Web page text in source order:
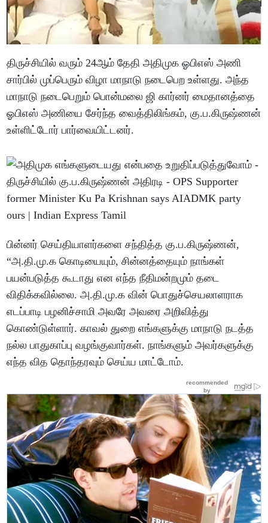
திருச்சியில் வரும் 24ஆம் தேதி அதிமுக ஓபிஎஸ் அணி
சார்பில் முப்பெரும் விழா மாநாடு நடைபெற உள்ளது. அந்த
மாநாடு நடைபெறும் பொன்மலை ஜி கார்னர் மைதானத்தை
ஓபிஎஸ் அணியை சேர்ந்த வைத்திலிங்கம், கு.ப.கிருஷ்ணன்
உள்ளிட்டோர் பார்வையிட்டனர்.
பின்னர் செய்தியாளர்களை சந்தித்த கு.ப.கிருஷ்ணன்,
“அ.தி.மு.க கொடியையும், சின்னத்தையும் நாங்கள்
பயன்படுத்த கூடாது என எந்த நீதிமன்றமும் தடை
விதிக்கவில்லை. அ.தி.மு.க வின் பொதுச்செயலாளராக
எடப்பாடி பழனிச்சாமி அவரே அவரை அறிவித்து
கொண்டுள்ளார். காவல் துறை எங்களுக்கு மாநாடு நடத்த
நல்ல பாதுகாப்பு வழங்குவார்கள். நாங்களும் அவர்களுக்கு
எந்த வித தொந்தரவும் செய்ய மாட்டோம்.